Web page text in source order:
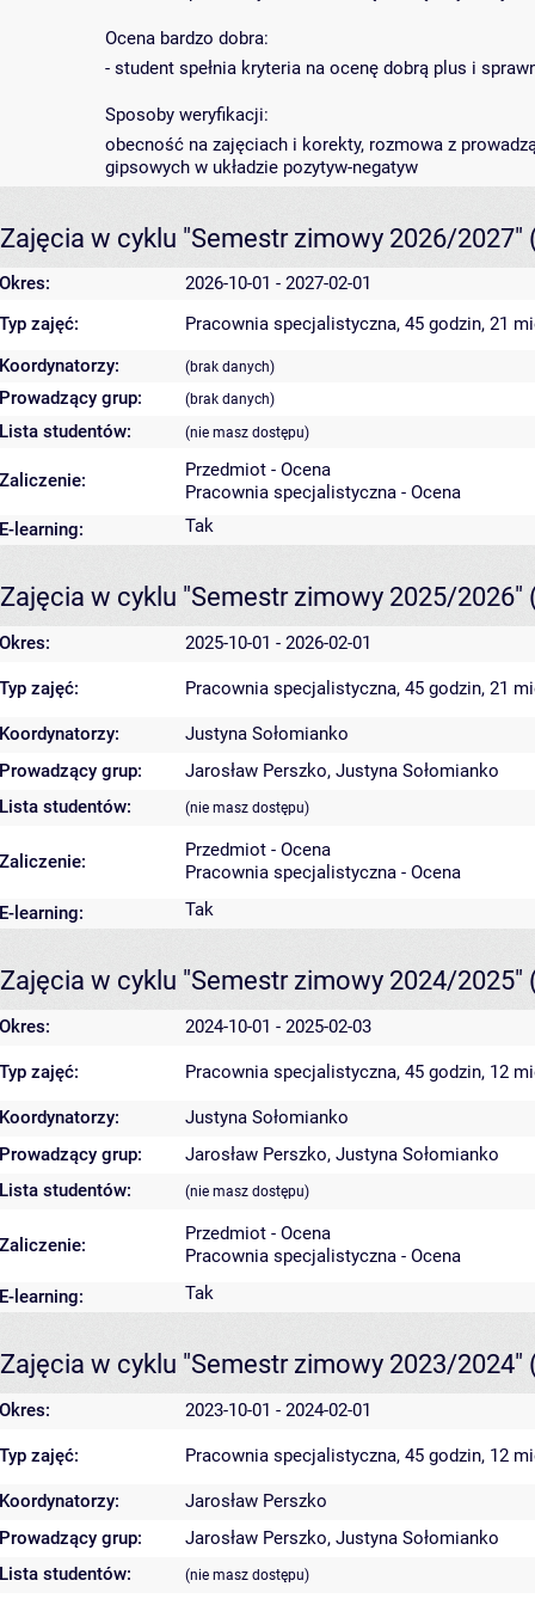
Ocena bardzo dobra:
- student spełnia kryteria na ocenę dobrą plus i
Sposoby weryfikacji:
obecność na zajęciach i korekty, rozmowa z
gipsowych w układzie pozytyw-negatyw
Zajęcia w cyklu "Semestr zimowy 2026/2027"
Okres:
2026-10-01 - 2027-02-01
Typ zajęć:
Pracownia specjalistyczna, 45 godzin, 21
Koordynatorzy:
(brak danych)
Prowadzący grup: (brak danych)
Lista studentów: (nie masz dostępu)
Zaliczenie:
Przedmiot - Ocena
Pracownia specjalistyczna - Ocena
E-learning:
Tak
Zajęcia w cyklu "Semestr zimowy 2025/2026"
Okres: 2025-10-01 - 2026-02-01
Typ zajęć: Pracownia specjalistyczna, 45 godzin, 21
Koordynatorzy:
Justyna Sołomianko
Prowadzący grup:
Jarosław Perszko, Justyna Sołomianko
Lista studentów:
(nie masz dostępu)
Zaliczenie:
Przedmiot - Ocena
Pracownia specjalistyczna - Ocena
E-learning:
Tak
Zajęcia w cyklu "Semestr zimowy 2024/2025"
Okres: 2024-10-01 - 2025-02-03
Typ zajęć: Pracownia specjalistyczna, 45 godzin, 12
Koordynatorzy:
Justyna Sołomianko
Prowadzący grup:
Jarosław Perszko, Justyna Sołomianko
Lista studentów:
(nie masz dostępu)
Zaliczenie:
Przedmiot - Ocena
Pracownia specjalistyczna - Ocena
E-learning:
Tak
Zajęcia w cyklu "Semestr zimowy 2023/2024"
Okres: 2023-10-01 - 2024-02-01
Typ zajęć: Pracownia specjalistyczna, 45 godzin, 12
Koordynatorzy:
Jarosław Perszko
Prowadzący grup:
Jarosław Perszko, Justyna Sołomianko
Lista studentów:
(nie masz dostępu)